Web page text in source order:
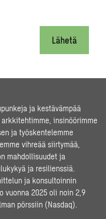
Lähetä
ja kestävämpää
insinöörimme
ja työskentelemme
vihreää siirtymää,
mahdollisuudet ja
ja resilienssiä.
ja konsultoinnin
vuonna 2025 oli noin 2,9
pörssiin (Nasdaq).